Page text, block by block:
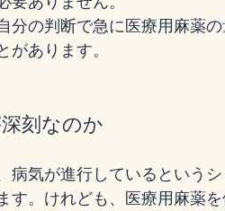
分の判断で急に医療用麻薬
あります。
刻なのか
病気が進行しているという
す。けれども、医療用麻薬